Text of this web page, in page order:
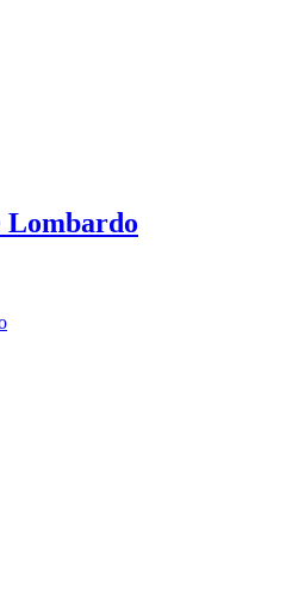
Lombardo